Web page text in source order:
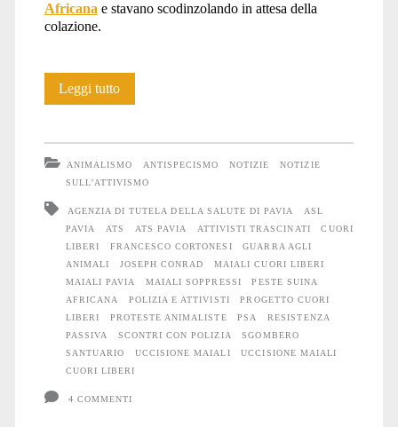
Africana e stavano scodinzolando in attesa della
colazione.
Leggi tuttoStrage
al
rifugio
del
Progetto
Cuori
Liberi
ANIMALISMO ANTISPECISMO NOTIZIE
NOTIZIE
SULL'ATTIVISMO
AGENZIA DI TUTELA DELLA SALUTE DI PAVIA
ASL
PAVIA
ATS ATS PAVIA ATTIVISTI TRASCINATI
CUORI
LIBERI
FRANCESCO CORTONESI
GUARRA AGLI
ANIMALI
JOSEPH CONRAD
MAIALI CUORI LIBERI
MAIALI PAVIA
MAIALI SOPPRESSI
PESTE SUINA
AFRICANA
POLIZIA E ATTIVISTI
PROGETTO CUORI
LIBERI
PROTESTE ANIMALISTE PSA
RESISTENZA
PASSIVA
SCONTRI CON POLIZIA
SGOMBERO
SANTUARIO
UCCISIONE MAIALI
UCCISIONE MAIALI
CUORI LIBERI
4 COMMENTI